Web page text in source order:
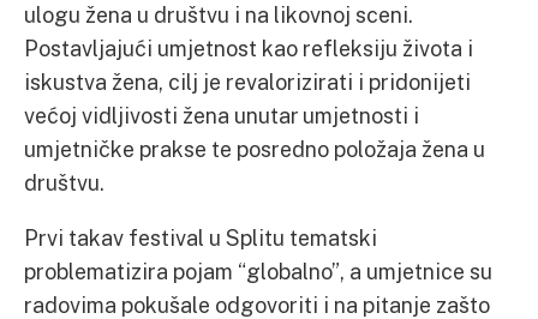
ulogu žena u društvu i na likovnoj sceni.
Postavljajući umjetnost kao refleksiju života i
iskustva žena, cilj je revalorizirati i pridonijeti
većoj vidljivosti žena unutar umjetnosti i
umjetničke prakse te posredno položaja žena u
društvu.
Prvi takav festival u Splitu tematski
problematizira pojam “globalno”, a umjetnice su
radovima pokušale odgovoriti i na pitanje zašto